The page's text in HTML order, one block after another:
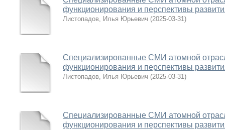
функционирования и перспективы
Листопадов, Илья Юрьевич (2025-03-31)
Специализированные СМИ атомной
функционирования и перспективы
Листопадов, Илья Юрьевич (2025-03-31)
Специализированные СМИ атомной
функционирования и перспективы